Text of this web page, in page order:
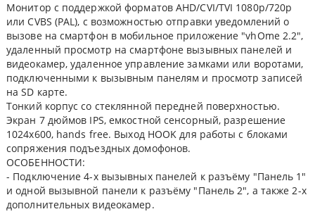
Монитор с поддержкой форматов AHD/CVI/TVI 1080р/720p
или CVBS (PAL), с возможностью отправки уведомлений о
вызове на смартфон в мобильное приложение "vhOme 2.2",
удаленный просмотр на смартфоне вызывных панелей и
видеокамер, удаленное управление замками или воротами,
подключенными к вызывным панелям и просмотр записей
на SD карте.
Тонкий корпус со стеклянной передней поверхностью.
Экран 7 дюймов IPS, емкостной сенсорный, разрешение
1024x600, hands free. Выход HOOK для работы с блоками
сопряжения подъездных домофонов.
ОСОБЕННОСТИ:
- Подключение 4-х вызывных панелей к разъёму "Панель 1"
и одной вызывной панели к разъёму "Панель 2", а также 2-х
дополнительных видеокамер.